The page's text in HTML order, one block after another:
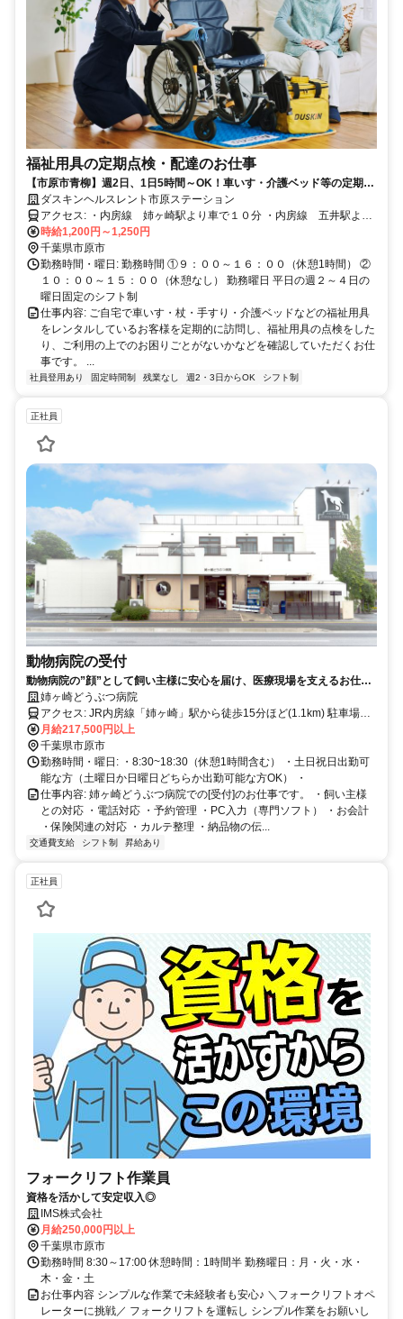
福祉用具の定期点検・配達のお仕事
【市原市青柳】週2日、1日5時間～OK！車いす・介護ベッド等の定期点
検スタッフ
ダスキンヘルスレント市原ステーション
アクセス: ・内房線 姉ヶ崎駅より車で１０分 ・内房線 五井駅より
車で１０分 給与: ・交通費 社内規定により 月25,000円を上限にて
支給
時給1,200円～1,250円
千葉県市原市
勤務時間・曜日: 勤務時間 ①９：００～１６：００（休憩1時間） ②
１０：００～１５：００（休憩なし） 勤務曜日 平日の週２～４日の
曜日固定のシフト制
仕事内容: ご自宅で車いす・杖・手すり・介護ベッドなどの福祉用具
をレンタルしているお客様を定期的に訪問し、福祉用具の点検をした
り、ご利用の上でのお困りごとがないかなどを確認していただくお仕
事です。 ...
社員登用あり 固定時間制 残業なし 週2・3日からOK シフト制
正社員
動物病院の受付
動物病院の”顔”として飼い主様に安心を届け、医療現場を支えるお仕事
です姉ヶ崎どうぶつ病院
アクセス: JR内房線「姉ヶ崎」駅から徒歩15分ほど(1.1km) 駐車場・
駐輪場あり
月給217,500円以上
千葉県市原市
勤務時間・曜日: ・8:30~18:30（休憩1時間含む） ・土日祝日出勤可
能な方（土曜日か日曜日どちらか出勤可能な方OK） ・
仕事内容: 姉ヶ崎どうぶつ病院での[受付]のお仕事です。 ・飼い主様
との対応 ・電話対応 ・予約管理 ・PC入力（専門ソフト） ・お会計
・保険関連の対応 ・カルテ整理 ・納品物の伝...
交通費支給 シフト制 昇給あり
正社員
フォークリフト作業員
資格を活かして安定収入◎
IMS株式会社
月給250,000円以上
千葉県市原市
勤務時間 8:30～17:00 休憩時間：1時間半 勤務曜日：月・火・水・
木・金・土
お仕事内容 シンプルな作業で未経験者も安心♪ ＼フォークリフトオペ
レーターに挑戦／ フォークリフトを運転し シンプル作業をお願いし